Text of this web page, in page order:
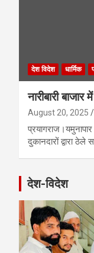
देश विदेश धार्मिक
नारीबारी
August 20, 2025
प्रयागराज।यमुनापार
दुकानदारों द्वारा
देश-विदेश